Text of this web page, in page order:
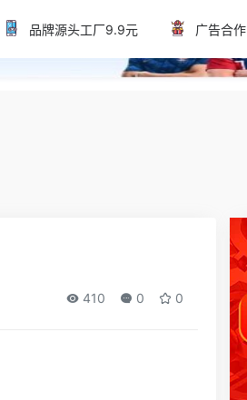
品牌源头工厂9.9元 广告合作
410 0 0